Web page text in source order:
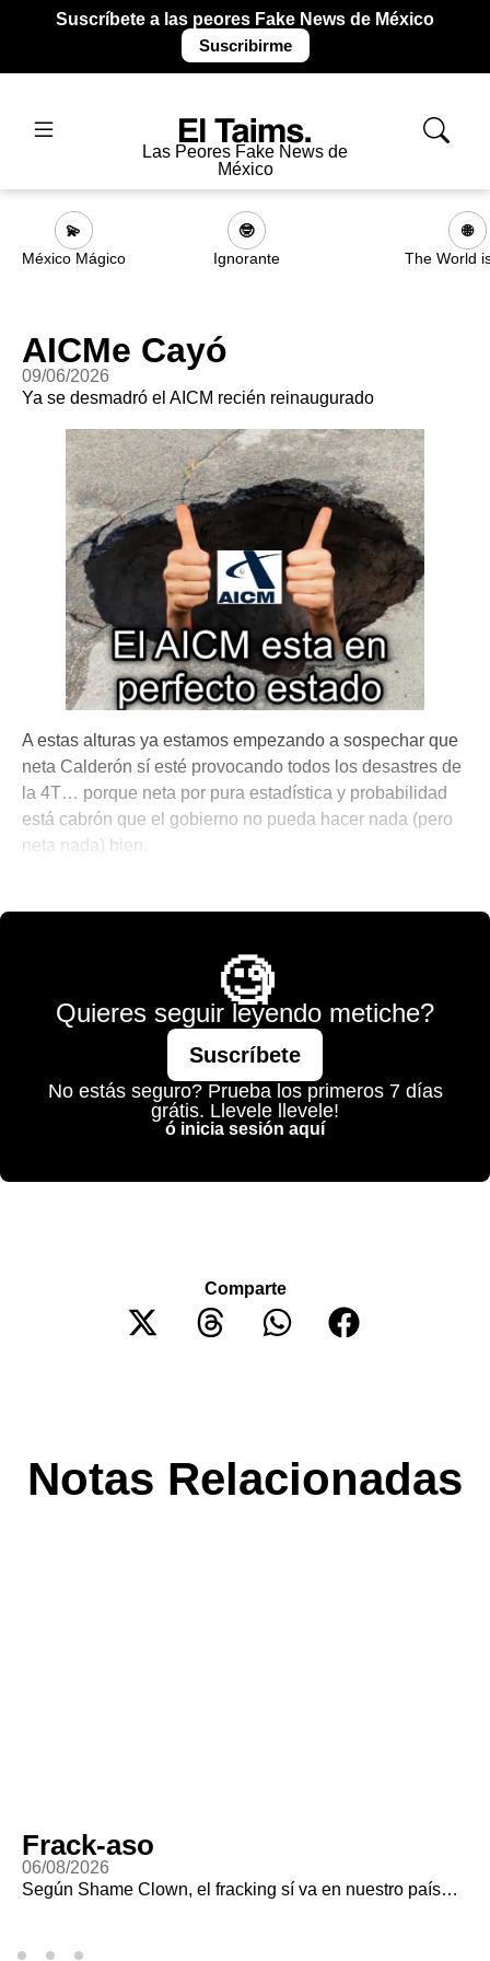
Suscríbete a las peores Fake News de México
Suscribirme
Las Peores Fake News de
México
💫
México Mágico
🤓
Ignorante
🌐
The World
AICMe Cayó
09/06/2026
Ya se desmadró el AICM recién reinaugurado
A estas alturas ya estamos empezando a sospechar que
neta Calderón sí esté provocando todos los desastres de
la 4T… porque neta por pura estadística y probabilidad
está cabrón que el gobierno no pueda hacer nada (pero
neta nada) bien.
🧐
Quieres seguir leyendo metiche?
Suscríbete
No estás seguro? Prueba los primeros 7 días
grátis. Llevele llevele!
ó inicia sesión aquí
Comparte
Notas Relacionadas
Frack-aso
06/08/2026
Según Shame Clown, el fracking sí va en nuestro país…